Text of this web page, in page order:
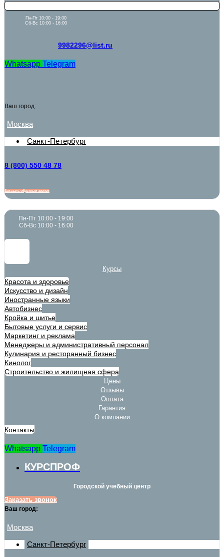
Пн-Пт 10:00 - 19:00
Сб-Вс 10:00 - 16:00
9982296@list.ru
Whatsapp Telegram
Ваш город:
Москва
Санкт-Петербург
8 (800) 550 48 78
Заказать обратный звонок
Пн-Пт 10:00 - 19:00
Сб-Вс 10:00 - 16:00
Курсы
Красота и здоровье
Искусство и дизайн
Иностранные языки
Автобизнес
Кройка и шитье
Бытовые услуги и сервис
Маркетинг и реклама
Менеджеры и административный персонал
Кулинария и ресторанный бизнес
Кинолог
Строительство и жилищная сфера
Цены
Отзывы
Оплата
Гарантия
О компании
Контакты
Whatsapp Telegram
КУРСПРОФ
Городской учебный центр
Заказать звонок
Ваш город:
Москва
Санкт-Петербург